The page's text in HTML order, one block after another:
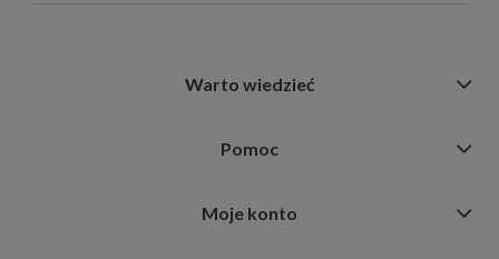
Warto wiedzieć
Pomoc
Moje konto